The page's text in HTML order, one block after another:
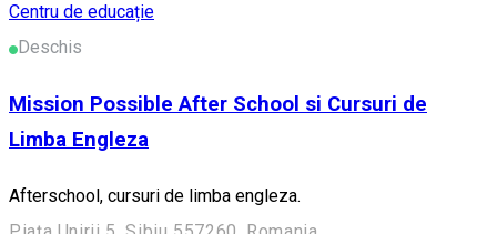
Centru de educație
Deschis
Mission Possible After School si Cursuri de
Limba Engleza
Afterschool, cursuri de limba engleza.